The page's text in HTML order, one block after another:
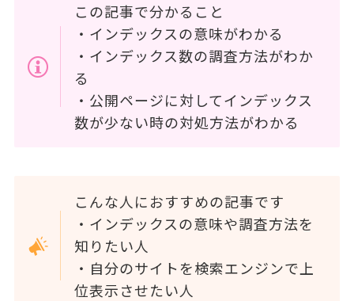
この記事で分かること
・インデックスの意味がわかる
・インデックス数の調査方法がわか
る
・公開ページに対してインデックス
数が少ない時の対処方法がわかる
こんな人におすすめの記事です
・インデックスの意味や調査方法を
知りたい人
・自分のサイトを検索エンジンで上
位表示させたい人